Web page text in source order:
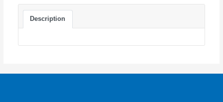
Description